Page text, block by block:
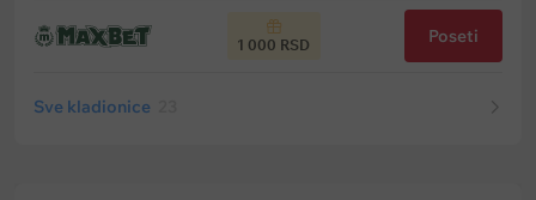
1 000 RSD Poseti
Sve kladionice